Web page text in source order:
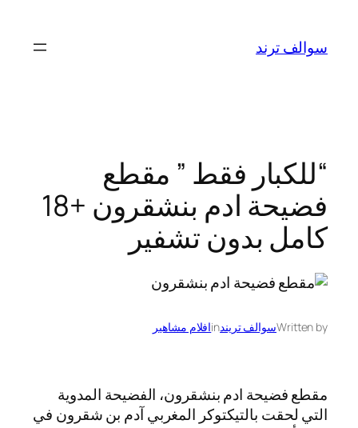
المحتوى
سوالف ترند
“للكبار فقط ” مقطع
فضيحة ادم بنشقرون +18
كامل بدون تشفير
Written byسوالف تريندinافلام مشاهير
مقطع فضيحة ادم بنشقرون، الفضيحة المدوية
التي لحقت بالتيكتوكر المغربي آدم بن شقرون في